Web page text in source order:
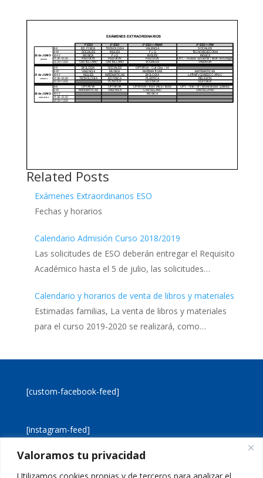
Valoramos tu privacidad
Utilizamos cookies propias y de terceros para analizar el
Related Posts
Exámenes Extraordinarios ESO
Fechas y horarios
Calendario Admisión Curso 2018/2019
Las solicitudes de ESO deberán entregar el Requisito
Académico hasta el 5 de julio, las solicitudes…
Calendario y horarios de venta de libros y materiales
Estimadas familias, La venta de libros y materiales
para el curso 2019-2020 se realizará, como…
[custom-facebook-feed]
[instagram-feed]